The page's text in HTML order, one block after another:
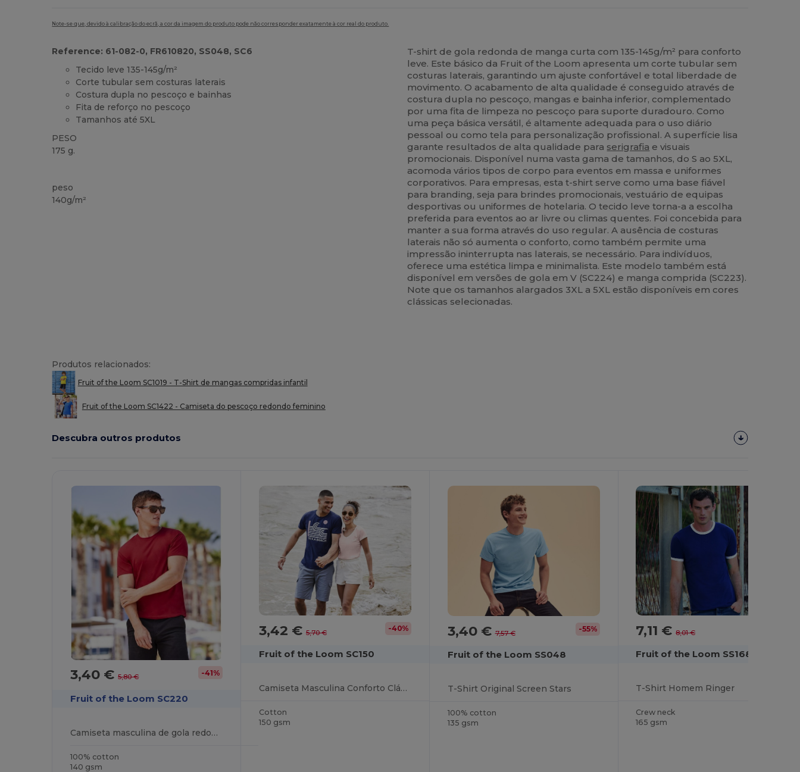
Note-se que, devido à calibração do ecrã, a cor da imagem do produto pode não corresponder exatamente à cor real do produto.
Reference: 61-082-0, FR610820, SS048, SC6
Tecido leve 135-145g/m²
Corte tubular sem costuras laterais
Costura dupla no pescoço e bainhas
Fita de reforço no pescoço
Tamanhos até 5XL
PESO
175 g.
peso
140g/m²
T-shirt de gola redonda de manga curta com 135-145g/m² para conforto
leve. Este básico da Fruit of the Loom apresenta um corte tubular sem
costuras laterais, garantindo um ajuste confortável e total liberdade de
movimento. O acabamento de alta qualidade é conseguido através de
costura dupla no pescoço, mangas e bainha inferior, complementado
por uma fita de limpeza no pescoço para suporte duradouro. Como
uma peça básica versátil, é altamente adequada para o uso diário
pessoal ou como tela para personalização profissional. A superfície lisa
garante resultados de alta qualidade para serigrafia e visuais
promocionais. Disponível numa vasta gama de tamanhos, do S ao 5XL,
acomoda vários tipos de corpo para eventos em massa e uniformes
corporativos. Para empresas, esta t-shirt serve como uma base fiável
para branding, seja para brindes promocionais, vestuário de equipas
desportivas ou uniformes de hotelaria. O tecido leve torna-a a escolha
preferida para eventos ao ar livre ou climas quentes. Foi concebida para
manter a sua forma através do uso regular. A ausência de costuras
laterais não só aumenta o conforto, como também permite uma
impressão ininterrupta nas laterais, se necessário. Para indivíduos,
oferece uma estética limpa e minimalista. Este modelo também está
disponível em versões de gola em V (SC224) e manga comprida (SC223).
Note que os tamanhos alargados 3XL a 5XL estão disponíveis em cores
clássicas selecionadas.
Produtos relacionados:
Fruit of the Loom SC1019 - T-Shirt de mangas compridas infantil
Fruit of the Loom SC1422 - Camiseta do pescoço redondo feminino
Descubra outros produtos
Personalize-
3,40 €5,80 € -41%
Fruit of the Loom SC220
Camiseta masculina de gola redonda
100% cotton
140 gsm
3,42 € 5,70 € -40%
Fruit of the Loom SC150
Camiseta Masculina Conforto Clássico
Cotton
150 gsm
3,40 €7,57 € -55%
Fruit of the Loom SS048
T-Shirt Original Screen Stars
100% cotton
135 gsm
7,11 €8,01 €
Fruit of the Loom SS168
T-Shirt Homem Ringer
Crew neck
165 gsm